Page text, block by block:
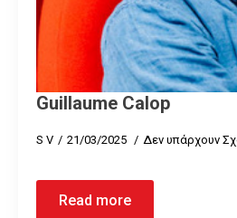
Guillaume Calop
S V 21/03/2025 Δεν υπάρχουν
Read more